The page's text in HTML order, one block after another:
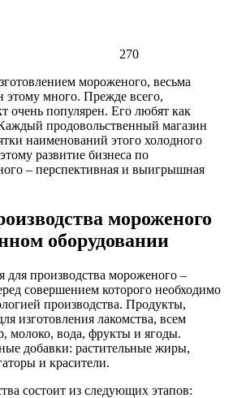
270
мороженого, весьма
этому много. Прежде всего,
очень популярен. Его любят как
продовольственный магазин
наименований этого холодного
развитие бизнеса по
– перспективная и выигрышная
мороженого
оборудовании
для производства мороженого –
совершением которого необходимо
производства. Продукты,
изготовления лакомства, всем
молоко, вода, фрукты и ягоды.
добавки: растительные жиры,
и красители.
состоит из следующих этапов: